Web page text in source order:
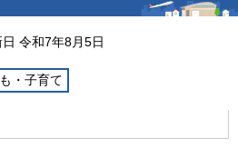
令和7年8月5日
・子育て